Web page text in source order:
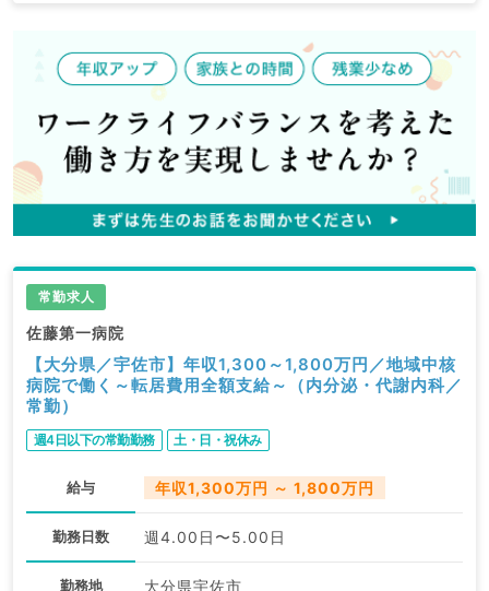
常勤求人
佐藤第一病院
【大分県／宇佐市】年収1,300～1,800万円／地域中核
病院で働く～転居費用全額支給～（内分泌・代謝内科／
常勤）
週4日以下の常勤勤務 土・日・祝休み
給与 年収1,300万円 ～ 1,800万円
勤務日数 週4.00日〜5.00日
勤務地 大分県宇佐市